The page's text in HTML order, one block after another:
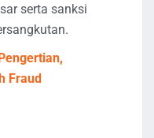
serta sanksi
Fraud